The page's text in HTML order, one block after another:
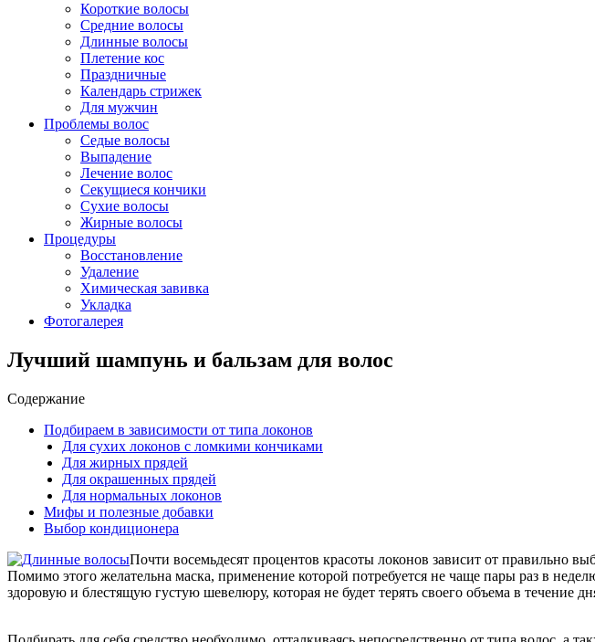
Короткие волосы
Средние волосы
Длинные волосы
Плетение кос
Праздничные
Календарь стрижек
Для мужчин
Проблемы волос
Седые волосы
Выпадение
Лечение волос
Секущиеся кончики
Сухие волосы
Жирные волосы
Процедуры
Восстановление
Удаление
Химическая завивка
Укладка
Фотогалерея
Лучший шампунь и бальзам для волос
Содержание
Подбираем в зависимости от типа локонов
Для сухих локонов с ломкими кончиками
Для жирных прядей
Для окрашенных прядей
Для нормальных локонов
Мифы и полезные добавки
Выбор кондиционера
Почти восемьдесят процентов красоты локонов зависит от правильно
Помимо этого желательна маска, применение которой потребуется не чаще пары раз в
здоровую и блестящую густую шевелюру, которая не будет терять своего объема в течение